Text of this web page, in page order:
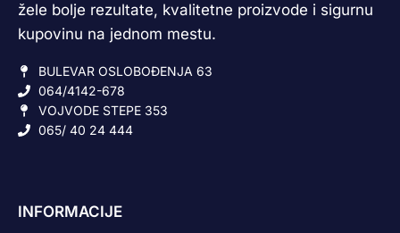
žele bolje rezultate, kvalitetne proizvode i sigurnu
kupovinu na jednom mestu.
BULEVAR OSLOBOĐENJA 63
064/4142-678
VOJVODE STEPE 353
065/ 40 24 444
INFORMACIJE